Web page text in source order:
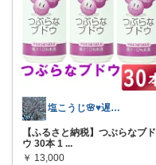
塩こうじ🌸♥️遅れてます🙏💦
【ふるさと納税】つぶらなブド
ウ 30本 1 ...
￥ 13,000